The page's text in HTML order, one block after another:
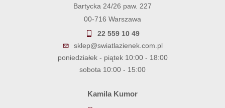
Bartycka 24/26 paw. 227
00-716 Warszawa
22 559 10 49
sklep@swiatlazienek.com.pl
poniedziałek - piątek 10:00 - 18:00
sobota 10:00 - 15:00
Kamila Kumor